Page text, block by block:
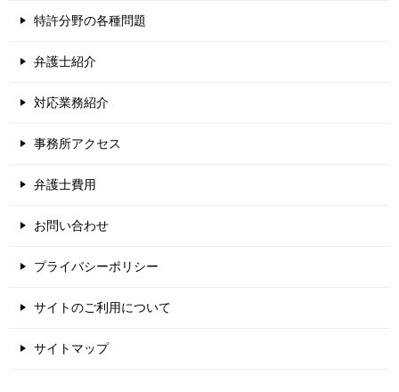
特許分野の各種問題
弁護士紹介
対応業務紹介
事務所アクセス
弁護士費用
お問い合わせ
プライバシーポリシー
サイトのご利用について
サイトマップ